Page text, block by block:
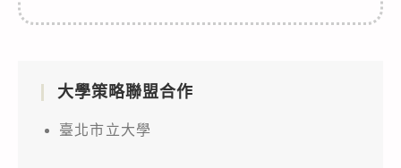
大學策略聯盟合作
臺北市立大學